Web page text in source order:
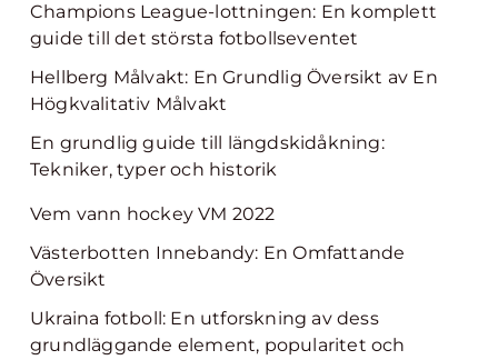
Champions League-lottningen: En komplett
guide till det största fotbollseventet
Hellberg Målvakt: En Grundlig Översikt av En
Högkvalitativ Målvakt
En grundlig guide till längdskidåkning:
Tekniker, typer och historik
Vem vann hockey VM 2022
Västerbotten Innebandy: En Omfattande
Översikt
Ukraina fotboll: En utforskning av dess
grundläggande element, popularitet och